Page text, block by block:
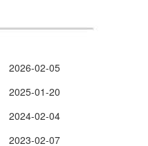
2026-02-05
2025-01-20
2024-02-04
2023-02-07